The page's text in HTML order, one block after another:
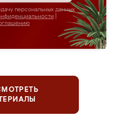
персональных данных